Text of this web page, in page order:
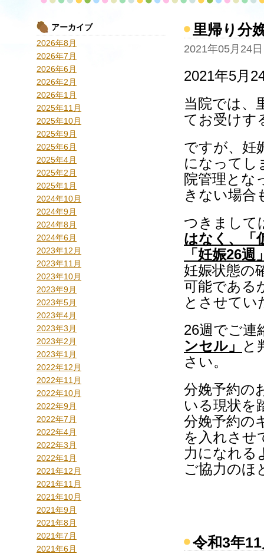
アーカイブ
2026年8月
2026年7月
2026年6月
2026年2月
2026年1月
2025年11月
2025年10月
2025年9月
2025年6月
2025年4月
2025年2月
2025年1月
2024年10月
2024年9月
2024年8月
2024年6月
2023年12月
2023年11月
2023年10月
2023年9月
2023年5月
2023年4月
2023年3月
2023年2月
2023年1月
2022年12月
2022年11月
2022年10月
2022年9月
2022年7月
2022年4月
2022年3月
2022年1月
2021年12月
2021年11月
2021年10月
2021年9月
2021年8月
2021年7月
2021年6月
里帰り分
2021年05月24
2021年5月
当院では、
てお受けす
ですが、妊
になってし
院管理とな
きない場合
つきまして
はなく、「
「妊娠26週
妊娠状態の
可能である
とさせてい
26週でご連
ンセル」
と
さい。
分娩予約の
いる現状を
分娩予約の
を入れさせ
力になれる
ご協力のほ
令和3年